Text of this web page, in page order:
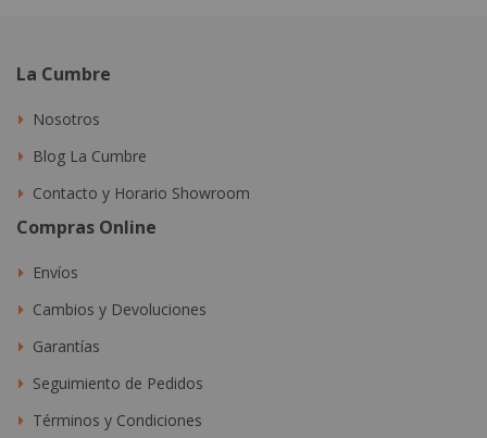
La Cumbre
Nosotros
Blog La Cumbre
Contacto y Horario Showroom
Compras Online
Envíos
Cambios y Devoluciones
Garantías
Seguimiento de Pedidos
Términos y Condiciones